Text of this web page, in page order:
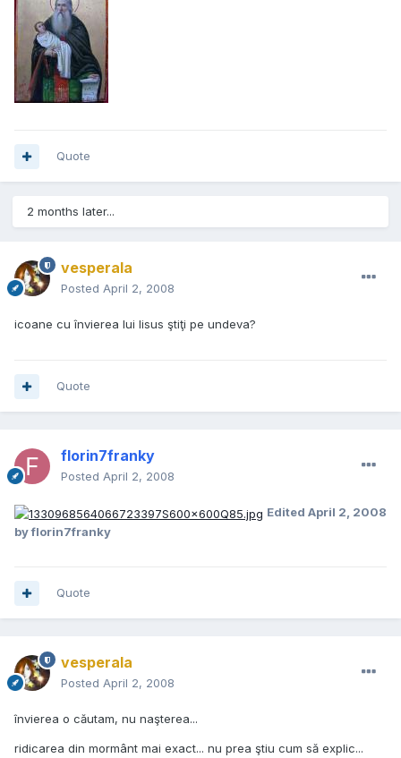
Quote
2 months later...
vesperala
Posted April 2, 2008
icoane cu învierea lui Iisus ştiţi pe undeva?
Quote
florin7franky
Posted April 2, 2008
Edited April 2, 2008
by florin7franky
Quote
vesperala
Posted April 2, 2008
învierea o căutam, nu naşterea...
ridicarea din mormânt mai exact... nu prea ştiu cum să explic...